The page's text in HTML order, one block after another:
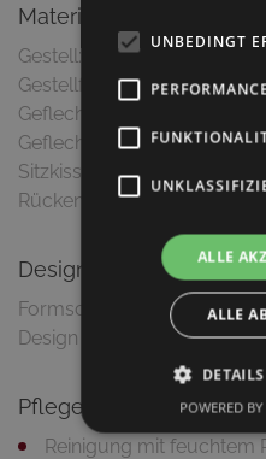
Material & Ausführung
Gestell: Aluminium
Gestellfarbe: Schwarz, matt
Geflecht: Polyethylenfaser
Geflechtfarbe: Taubengrau
Sitzkissen: 12 cm Quick Dry
Design
Formschöner
Pflegetipps
Reinigung mit feuchtem
UNBEDINGT
ALLE
ALLE
POWERED